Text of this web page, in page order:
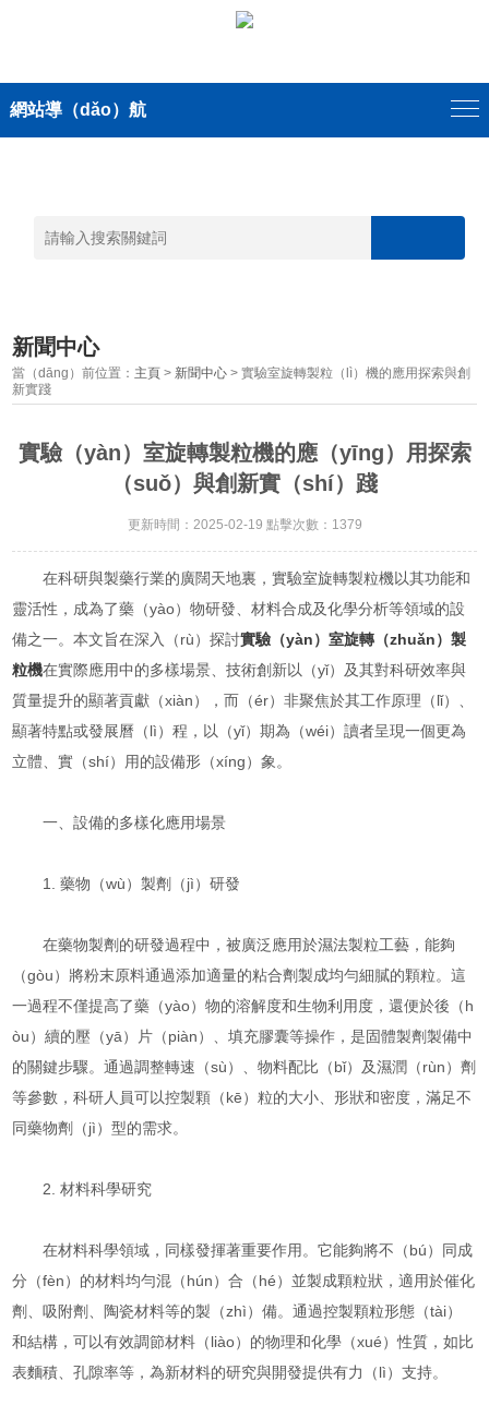
網站導（dǎo）航
新聞中心
當（dāng）前位置： 主頁 > 新聞中心 > 實驗室旋轉製粒（lì）機的應用探索與創
新實踐
實驗（yàn）室旋轉製粒機的應（yīng）用探索
（suǒ）與創新實（shí）踐
更新時間：2025-02-19 點擊次數：1379
在科研與製藥行業的廣闊天地裏，實驗室旋轉製粒機以其功能和
靈活性，成為了藥（yào）物研發、材料合成及化學分析等領域的設
備之一。本文旨在深入（rù）探討實驗（yàn）室旋轉（zhuǎn）製
粒機在實際應用中的多樣場景、技術創新以（yǐ）及其對科研效率與
質量提升的顯著貢獻（xiàn），而（ér）非聚焦於其工作原理（lǐ）、
顯著特點或發展曆（lì）程，以（yǐ）期為（wéi）讀者呈現一個更為
立體、實（shí）用的設備形（xíng）象。
一、設備的多樣化應用場景
1. 藥物（wù）製劑（jì）研發
在藥物製劑的研發過程中，被廣泛應用於濕法製粒工藝，能夠
（gòu）將粉末原料通過添加適量的粘合劑製成均勻細膩的顆粒。這
一過程不僅提高了藥（yào）物的溶解度和生物利用度，還便於後（h
òu）續的壓（yā）片（piàn）、填充膠囊等操作，是固體製劑製備中
的關鍵步驟。通過調整轉速（sù）、物料配比（bǐ）及濕潤（rùn）劑
等參數，科研人員可以控製顆（kē）粒的大小、形狀和密度，滿足不
同藥物劑（jì）型的需求。
2. 材料科學研究
在材料科學領域，同樣發揮著重要作用。它能夠將不（bú）同成
分（fèn）的材料均勻混（hún）合（hé）並製成顆粒狀，適用於催化
劑、吸附劑、陶瓷材料等的製（zhì）備。通過控製顆粒形態（tài）
和結構，可以有效調節材料（liào）的物理和化學（xué）性質，如比
表麵積、孔隙率等，為新材料的研究與開發提供有力（lì）支持。